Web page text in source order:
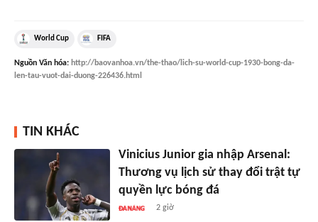
World Cup FIFA
Nguồn Văn hóa: http://baovanhoa.vn/the-thao/lich-su-world-cup-1930-bong-da-
len-tau-vuot-dai-duong-226436.html
TIN KHÁC
Vinicius Junior gia nhập Arsenal:
Thương vụ lịch sử thay đổi trật tự
quyền lực bóng đá
2 giờ